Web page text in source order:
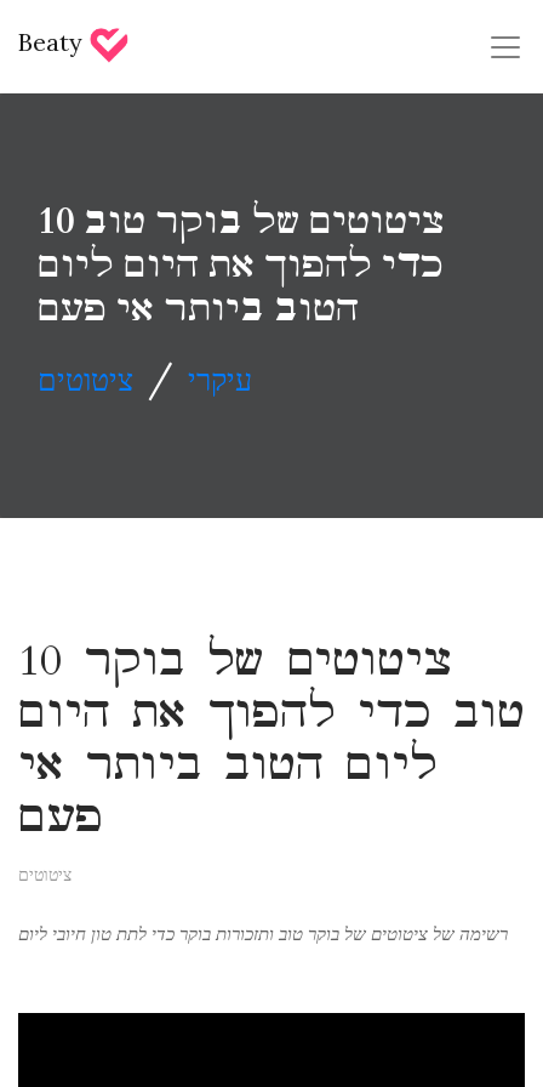
Beaty
10 ציטוטים של בוקר טוב
כדי להפוך את היום ליום
הטוב ביותר אי פעם
עיקרי / ציטוטים
10 ציטוטים של בוקר
טוב כדי להפוך את היום
ליום הטוב ביותר אי
פעם
ציטוטים
רשימה של ציטוטים של בוקר טוב ותזכורות בוקר כדי לתת טון חיובי ליום